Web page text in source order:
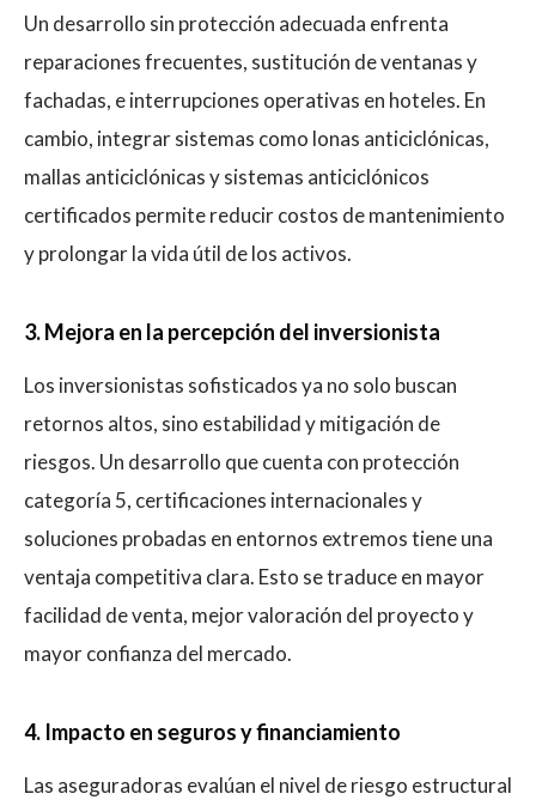
Un desarrollo sin protección adecuada enfrenta
reparaciones frecuentes, sustitución de ventanas y
fachadas, e interrupciones operativas en hoteles. En
cambio, integrar sistemas como lonas anticiclónicas,
mallas anticiclónicas y sistemas anticiclónicos
certificados permite reducir costos de mantenimiento
y prolongar la vida útil de los activos.
3. Mejora en la percepción del inversionista
Los inversionistas sofisticados ya no solo buscan
retornos altos, sino estabilidad y mitigación de
riesgos. Un desarrollo que cuenta con protección
categoría 5, certificaciones internacionales y
soluciones probadas en entornos extremos tiene una
ventaja competitiva clara. Esto se traduce en mayor
facilidad de venta, mejor valoración del proyecto y
mayor confianza del mercado.
4. Impacto en seguros y financiamiento
Las aseguradoras evalúan el nivel de riesgo estructural